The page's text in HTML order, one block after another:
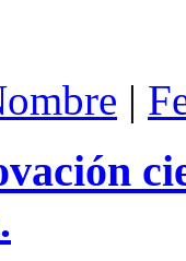
|